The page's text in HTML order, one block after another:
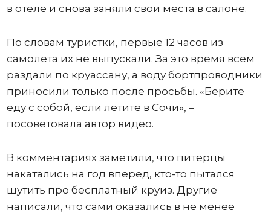
в отеле и снова заняли свои места в салоне.
По словам туристки, первые 12 часов из
самолета их не выпускали. За это время всем
раздали по круассану, а воду бортпроводники
приносили только после просьбы. «Берите
еду с собой, если летите в Сочи», –
посоветовала автор видео.
В комментариях заметили, что питерцы
накатались на год вперед, кто-то пытался
шутить про бесплатный круиз. Другие
написали, что сами оказались в не менее